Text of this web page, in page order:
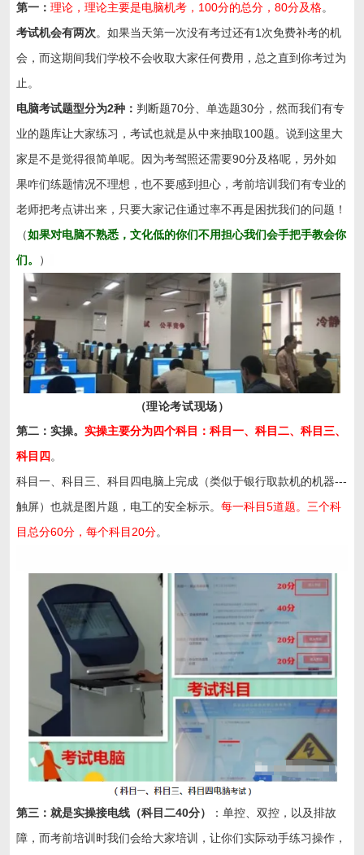
第一：理论，理论主要是电脑机考，100分的总分，80分及格。
考试机会有两次。如果当天第一次没有考过还有1次免费补考的机
会，而这期间我们学校不会收取大家任何费用，总之直到你考过为
止。
电脑考试题型分为2种： 判断题70分、单选题30分，然而我们有专
业的题库让大家练习，考试也就是从中来抽取100题。说到这里大
家是不是觉得很简单呢。因为考驾照还需要90分及格呢，另外如
果咋们练题情况不理想，也不要感到担心，考前培训我们有专业的
老师把考点讲出来，只要大家记住通过率不再是困扰我们的问题！
（如果对电脑不熟悉，文化低的你们不用担心我们会手把手教会你
们。 ）
（理论考试现场）
第二：实操。实操主要分为四个科目：科目一、科目二、科目三、
科目四。
科目一、科目三、科目四电脑上完成（类似于银行取款机的机器---
触屏）也就是图片题，电工的安全标示。每一科目5道题。三个科
目总分60分，每个科目20分。
第三：就是实操接电线（科目二40分）
：单控、双控，以及排故
障，而考前培训时我们会给大家培训，让你们实际动手练习操作，